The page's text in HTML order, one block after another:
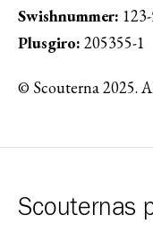
Swishnummer:
Plusgiro: 205355-1
© Scouterna 2025.
Scouternas